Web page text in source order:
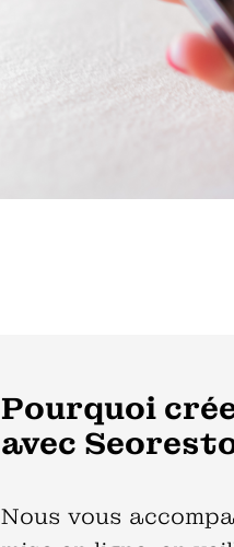
Pourquoi
avec
Nous vous